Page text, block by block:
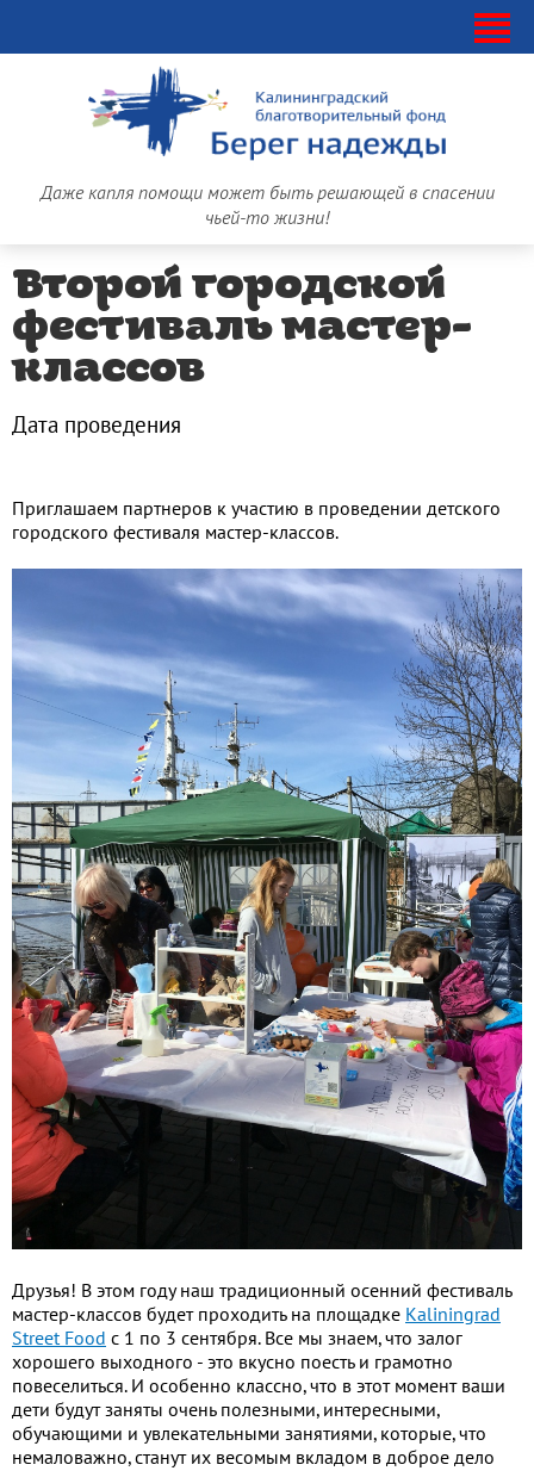
Даже капля помощи может быть решающей в спасении
чьей-то жизни!
Второй городской
фестиваль мастер-
классов
Дата проведения
Приглашаем партнеров к участию в проведении детского
городского фестиваля мастер-классов.
Друзья! В этом году наш традиционный осенний фестиваль
мастер-классов будет проходить на площадке Kaliningrad
Street Food c 1 по 3 сентября. Все мы знаем, что залог
хорошего выходного - это вкусно поесть и грамотно
повеселиться. И особенно классно, что в этот момент ваши
дети будут заняты очень полезными, интересными,
обучающими и увлекательными занятиями, которые, что
немаловажно, станут их весомым вкладом в доброе дело